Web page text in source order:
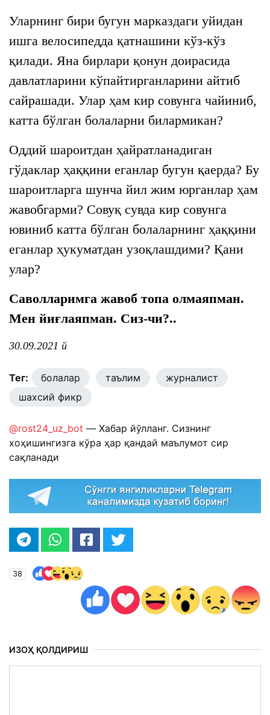
Уларнинг бири бугун марказдаги уйидан
ишга велосипедда қатнашини кўз-кўз
қилади. Яна бирлари қонун доирасида
давлатларини кўпайтирганларини айтиб
сайрашади. Улар ҳам кир совунга чайиниб,
катта бўлган болаларни билармикан?
Оддий шароитдан ҳайратланадиган
гўдаклар ҳаққини еганлар бугун қаерда? Бу
шароитларга шунча йил жим юрганлар ҳам
жавобгарми? Совуқ сувда кир совунга
ювиниб катта бўлган болаларнинг ҳаққини
еганлар ҳукуматдан узоқлашдими? Қани
улар?
Саволларимга жавоб топа олмаяпман.
Мен йиғлаяпман. Сиз-чи?..
30.09.2021 й
Тег: болалар таълим
журналист
шахсий фикр
@rost24_uz_bot — Хабар йўлланг. Сизнинг
хоҳишингизга кўра ҳар қандай маълумот сир
сақланади
38
ИЗОҲ ҚОЛДИРИШ